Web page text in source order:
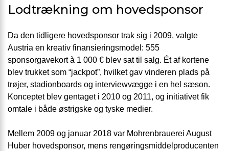
Lodtrækning om hovedsponsor
Da den tidligere hovedsponsor trak sig i 2009, valgte
Austria en kreativ finansieringsmodel: 555
sponsorgavekort à 1 000 € blev sat til salg. Ét af kortene
blev trukket som “jackpot”, hvilket gav vinderen plads på
trøjer, stadionboards og interviewvægge i en hel sæson.
Konceptet blev gentaget i 2010 og 2011, og initiativet fik
omtale i både østrigske og tyske medier.
Mellem 2009 og januar 2018 var Mohrenbrauerei August
Huber hovedsponsor, mens rengøringsmiddelproducenten